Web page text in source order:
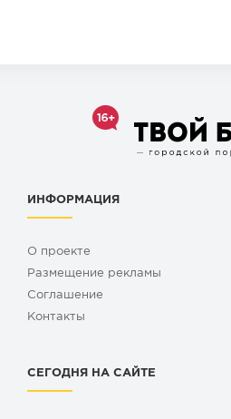
ИНФОРМАЦИЯ
О проекте
Размещение рекламы
Cоглашение
Контакты
СЕГОДНЯ НА САЙТЕ